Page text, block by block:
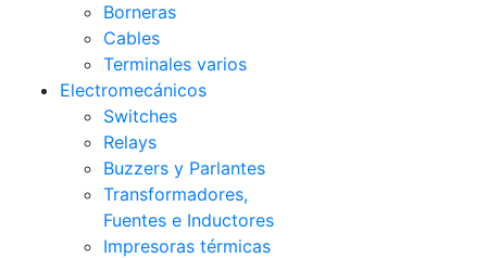
Borneras
Cables
Terminales varios
Electromecánicos
Switches
Relays
Buzzers y Parlantes
Transformadores,
Fuentes e Inductores
Impresoras térmicas